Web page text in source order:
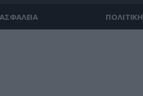
ΑΣΦΑΛΕΙΑ ΠΟΛΙΤΙΚΗ